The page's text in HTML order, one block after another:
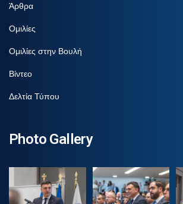
Άρθρα
Ομιλίες
Ομιλίες στην Βουλή
Βίντεο
Δελτία Τύπου
Photo Gallery